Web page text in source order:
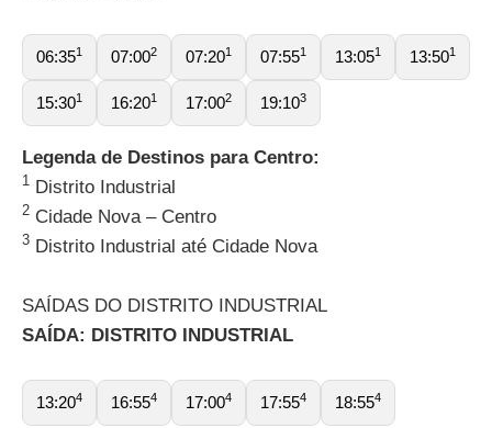
06:351 07:002 07:201 07:551 13:051 13:501
15:301 16:201 17:002 19:103
Legenda de Destinos para Centro:
1 Distrito Industrial
2 Cidade Nova – Centro
3 Distrito Industrial até Cidade Nova
SAÍDAS DO DISTRITO INDUSTRIAL
SAÍDA: DISTRITO INDUSTRIAL
13:204 16:554 17:004 17:554 18:554